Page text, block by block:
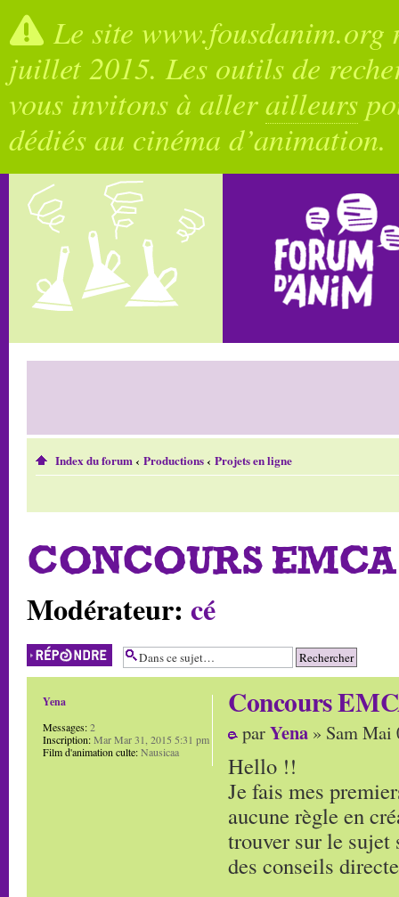
Le site
juillet 2015. Les outils de
vous invitons à allerailleurs
dédiés au cinéma d’animation.
Index du forum‹ Productions‹ Projets en ligne
CONCOURS
Modérateur: cé
Répondre
Concours
parYena » Sam Mai
Hello !!
Je fais mes
aucune règle en
trouver sur le sujet
des conseils
Yena
Messages:2
Inscription:Mar Mar 31, 2015 5:31 pm
Film d'animation culte:Nausicaa